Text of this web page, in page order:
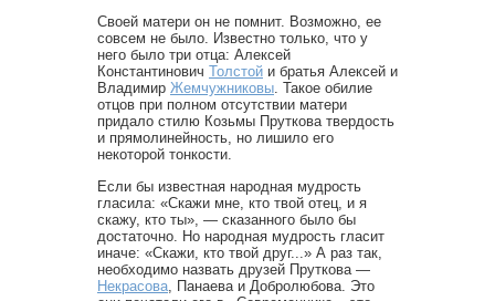
Своей матери он не помнит. Возможно, ее
совсем не было. Известно только, что у
него было три отца: Алексей
Константинович Толстой и братья Алексей и
Владимир Жемчужниковы. Такое обилие
отцов при полном отсутствии матери
придало стилю Козьмы Пруткова твердость
и прямолинейность, но лишило его
некоторой тонкости.
Если бы известная народная мудрость
гласила: «Скажи мне, кто твой отец, и я
скажу, кто ты», — сказанного было бы
достаточно. Но народная мудрость гласит
иначе: «Скажи, кто твой друг...» А раз так,
необходимо назвать друзей Пруткова —
Некрасова , Панаева и Добролюбова. Это